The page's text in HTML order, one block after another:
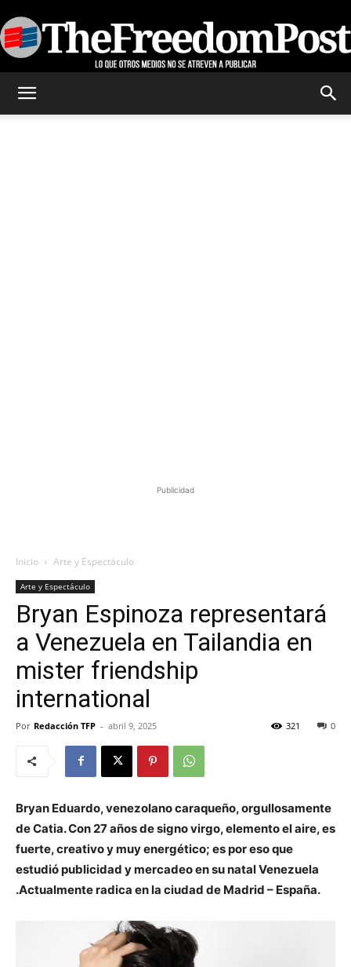
Publicidad
Inicio Arte y Espectáculo
Arte y Espectáculo
Bryan Espinoza representará
a Venezuela en Tailandia en
mister friendship
international
Por Redacción TFP - abril 9, 2025 0
321
Bryan Eduardo, venezolano caraqueño, orgullosamente
de Catia. Con 27 años de signo virgo, elemento el aire, es
fuerte, creativo y muy energético; es por eso que
estudió publicidad y mercadeo en su natal Venezuela
.Actualmente radica en la ciudad de Madrid – España.